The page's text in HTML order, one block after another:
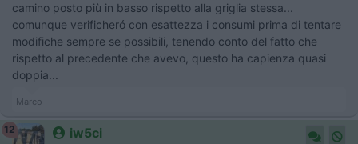
camino posto più in basso rispetto alla griglia stessa...
comunque verificheró con esattezza i consumi prima di tentare
modifiche sempre se possibili, tenendo conto del fatto che
rispetto al precedente che avevo, questo ha capienza quasi
doppia...
Marco
12 iw5ci